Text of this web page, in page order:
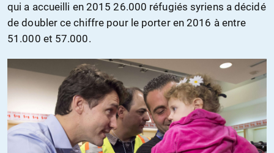
qui a accueilli en 2015 26.000 réfugiés syriens a décidé
de doubler ce chiffre pour le porter en 2016 à entre
51.000 et 57.000.